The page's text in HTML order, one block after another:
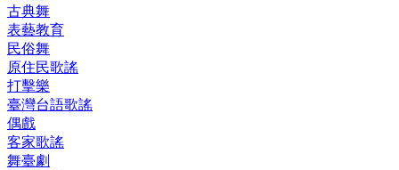
古典舞
表藝教育
民俗舞
原住民歌謠
打擊樂
臺灣台語歌謠
偶戲
客家歌謠
舞臺劇